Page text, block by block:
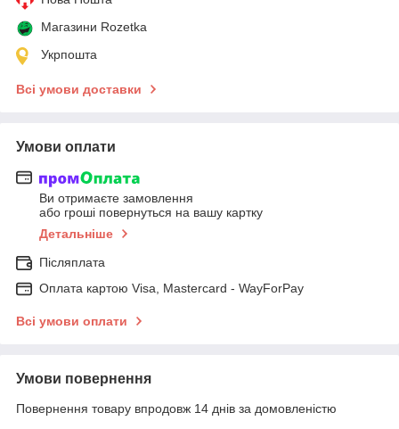
Магазини Rozetka
Укрпошта
Всі умови доставки
Умови оплати
Ви отримаєте замовлення
або гроші повернуться на вашу картку
Детальніше
Післяплата
Оплата картою Visa, Mastercard - WayForPay
Всі умови оплати
Умови повернення
Повернення товару впродовж 14 днів за домовленістю